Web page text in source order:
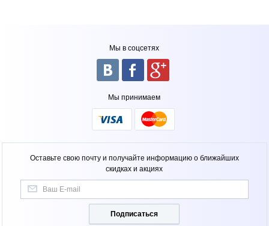
Мы в соцсетях
Мы принимаем
Оставьте свою почту и получайте информацию о ближайших
скидках и акциях
Подписаться